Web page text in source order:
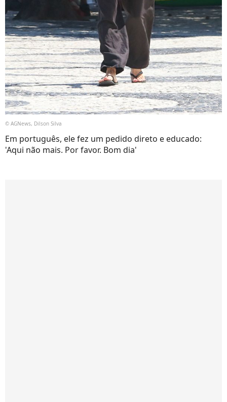
© AGNews, Dilson Silva
Em português, ele fez um pedido direto e educado:
'Aqui não mais. Por favor. Bom dia'